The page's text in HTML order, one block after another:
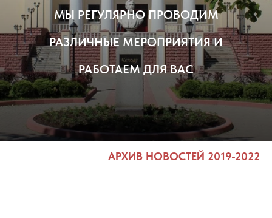
МЫ РЕГУЛЯРНО ПРОВОДИМ
РАЗЛИЧНЫЕ МЕРОПРИЯТИЯ И
РАБОТАЕМ ДЛЯ ВАС
АРХИВ НОВОСТЕЙ 2019-2022